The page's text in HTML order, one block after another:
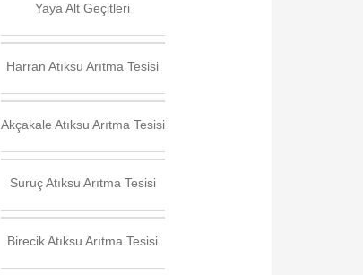
Yaya Alt Geçitleri
Harran Atıksu Arıtma Tesisi
Akçakale Atıksu Arıtma Tesisi
Suruç Atıksu Arıtma Tesisi
Birecik Atıksu Arıtma Tesisi